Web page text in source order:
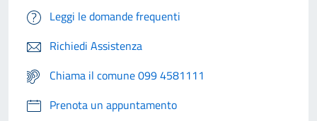
Leggi le domande frequenti
Richiedi Assistenza
Chiama il comune 099 4581111
Prenota un appuntamento